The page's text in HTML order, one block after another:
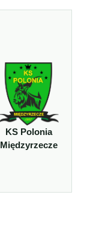
KS Polonia
Międzyrzecze